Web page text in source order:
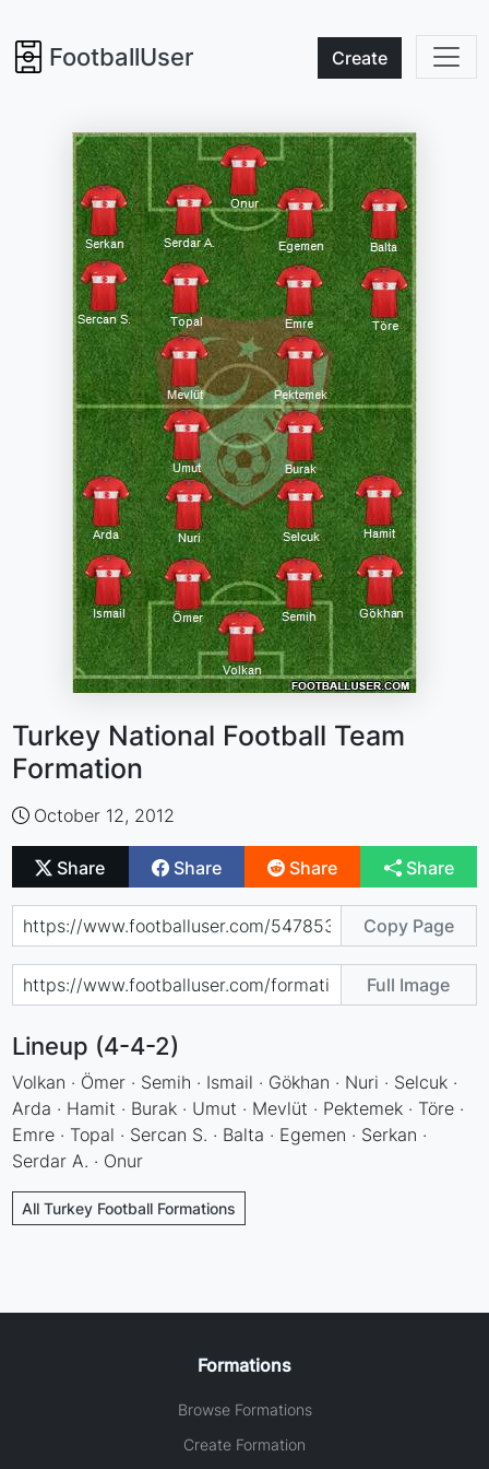
FootballUser Create
Turkey National Football Team
Formation
October 12, 2012
Share Share Share Share
Copy Page
Full Image
Lineup (4-4-2)
Volkan · Ömer · Semih · Ismail · Gökhan · Nuri · Selcuk ·
Arda · Hamit · Burak · Umut · Mevlüt · Pektemek · Töre ·
Emre · Topal · Sercan S. · Balta · Egemen · Serkan ·
Serdar A. · Onur
All Turkey Football Formations
Formations
Browse Formations
Create Formation